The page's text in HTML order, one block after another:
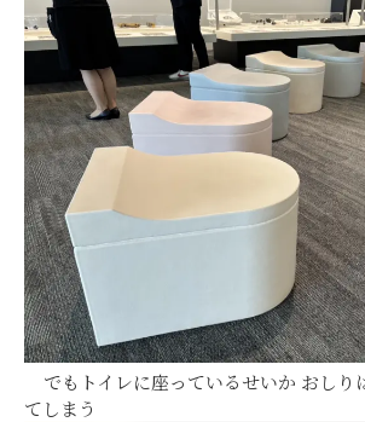
でもトイレに座っているせいか おしり
てしまう